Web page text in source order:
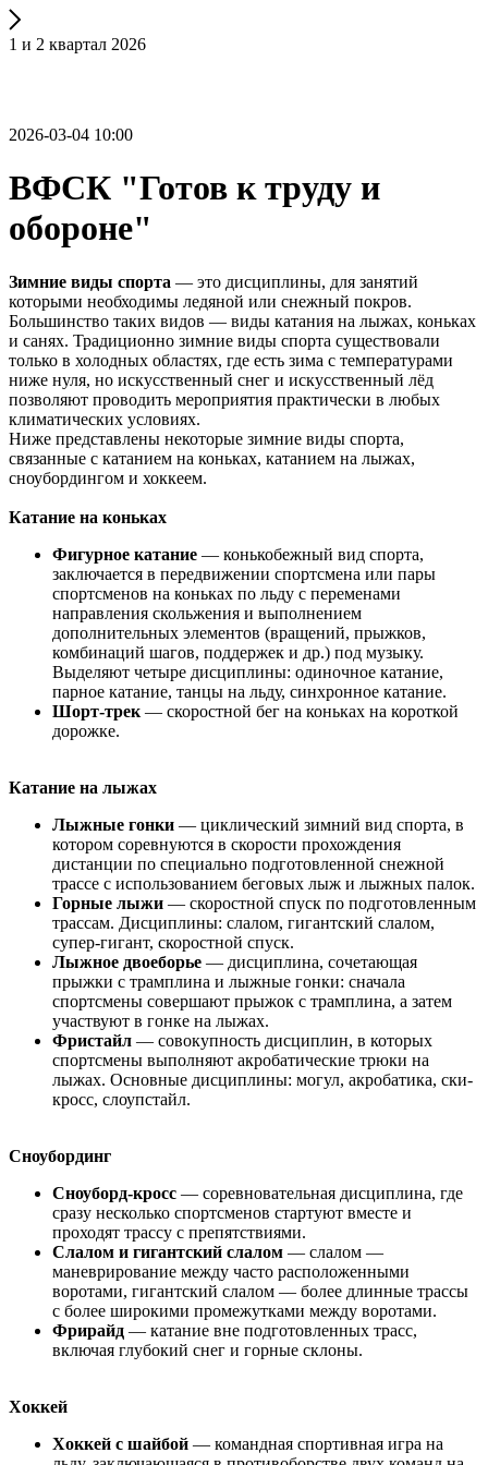
1 и 2 квартал 2026
2026-03-04 10:00
ВФСК "Готов к труду и
обороне"
Зимние виды спорта — это дисциплины, для занятий
которыми необходимы ледяной или снежный покров.
Большинство таких видов — виды катания на лыжах, коньках
и санях. Традиционно зимние виды спорта существовали
только в холодных областях, где есть зима с температурами
ниже нуля, но искусственный снег и искусственный лёд
позволяют проводить мероприятия практически в любых
климатических условиях.
Ниже представлены некоторые зимние виды спорта,
связанные с катанием на коньках, катанием на лыжах,
сноубордингом и хоккеем.
Катание на коньках
Фигурное катание — конькобежный вид спорта,
заключается в передвижении спортсмена или пары
спортсменов на коньках по льду с переменами
направления скольжения и выполнением
дополнительных элементов (вращений, прыжков,
комбинаций шагов, поддержек и др.) под музыку.
Выделяют четыре дисциплины: одиночное катание,
парное катание, танцы на льду, синхронное катание.
Шорт-трек — скоростной бег на коньках на короткой
дорожке.
Катание на лыжах
Лыжные гонки — циклический зимний вид спорта, в
котором соревнуются в скорости прохождения
дистанции по специально подготовленной снежной
трассе с использованием беговых лыж и лыжных палок.
Горные лыжи — скоростной спуск по подготовленным
трассам. Дисциплины: слалом, гигантский слалом,
супер-гигант, скоростной спуск.
Лыжное двоеборье — дисциплина, сочетающая
прыжки с трамплина и лыжные гонки: сначала
спортсмены совершают прыжок с трамплина, а затем
участвуют в гонке на лыжах.
Фристайл — совокупность дисциплин, в которых
спортсмены выполняют акробатические трюки на
лыжах. Основные дисциплины: могул, акробатика, ски-
кросс, слоупстайл.
Сноубординг
Сноуборд-кросс — соревновательная дисциплина, где
сразу несколько спортсменов стартуют вместе и
проходят трассу с препятствиями.
Слалом и гигантский слалом — слалом —
маневрирование между часто расположенными
воротами, гигантский слалом — более длинные трассы
с более широкими промежутками между воротами.
Фрирайд — катание вне подготовленных трасс,
включая глубокий снег и горные склоны.
Хоккей
Хоккей с шайбой — командная спортивная игра на